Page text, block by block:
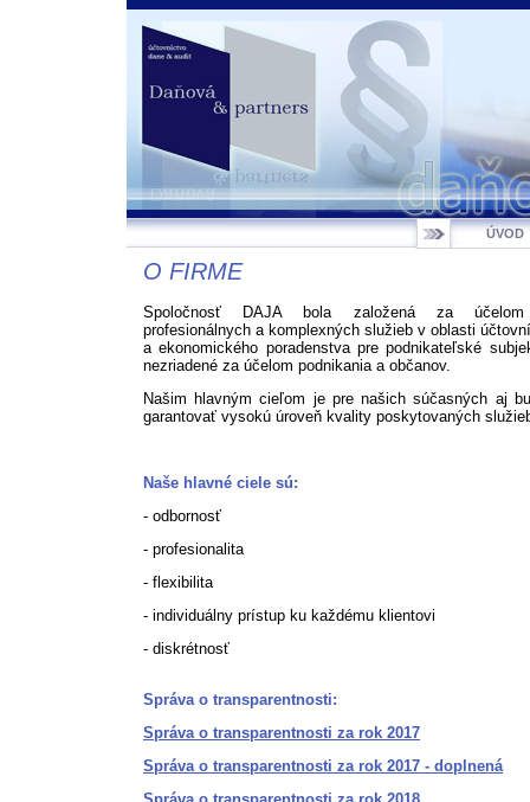
ÚVOD
O FIRME
Spoločnosť DAJA bola založená za účelom
profesionálnych a komplexných služieb v oblasti
a ekonomického poradenstva pre podnikateľské
nezriadené za účelom podnikania a občanov.
Našim hlavným cieľom je pre našich súčasných aj
garantovať vysokú úroveň kvality poskytovaných
Naše hlavné ciele sú:
- odbornosť
- profesionalita
- flexibilita
- individuálny prístup ku každému klientovi
- diskrétnosť
Správa o transparentnosti:
Správa o transparentnosti za rok 2017
Správa o transparentnosti za rok 2017 - doplnená